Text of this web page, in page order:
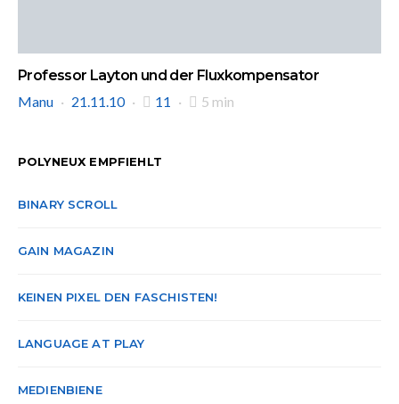
Professor Layton und der Fluxkompensator
Manu
21.11.10 11 5 min
POLYNEUX EMPFIEHLT
BINARY SCROLL
GAIN MAGAZIN
KEINEN PIXEL DEN FASCHISTEN!
LANGUAGE AT PLAY
MEDIENBIENE